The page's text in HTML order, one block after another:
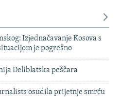
Izjednačavanje Kosova s
je pogrešno
Deliblatska peščara
osudila prijetnje smrću